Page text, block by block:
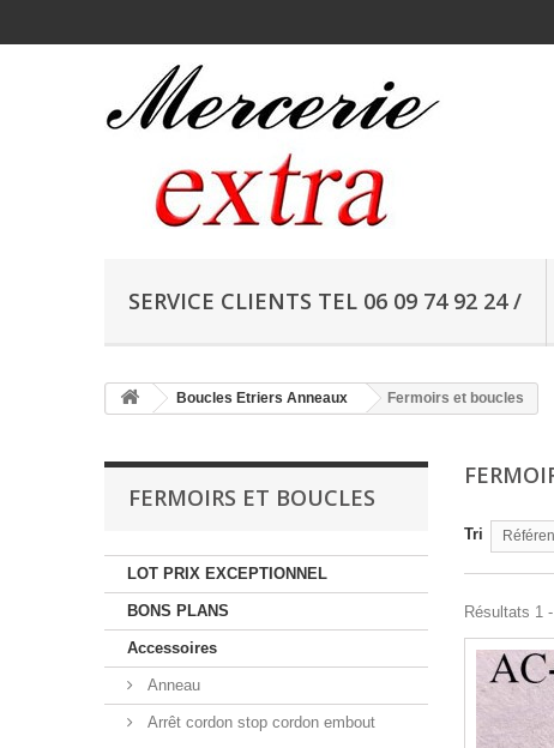
SERVICE CLIENTS TEL 06 09 74 92 24 /
Boucles Etriers Anneaux Fermoirs et boucles
FERMOIRS ET BOUCLES
LOT PRIX EXCEPTIONNEL
BONS PLANS
Accessoires
Anneau
Arrêt cordon stop cordon embout
Tri
Résultats 1